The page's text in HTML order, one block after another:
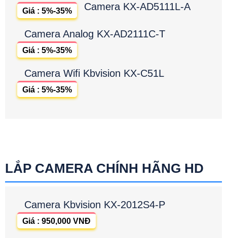
Camera KX-AD5111L-A
Giá : 5%-35%
Camera Analog KX-AD2111C-T
Giá : 5%-35%
Camera Wifi Kbvision KX-C51L
Giá : 5%-35%
LẮP CAMERA CHÍNH HÃNG HD
Camera Kbvision KX-2012S4-P
Giá : 950,000 VNĐ